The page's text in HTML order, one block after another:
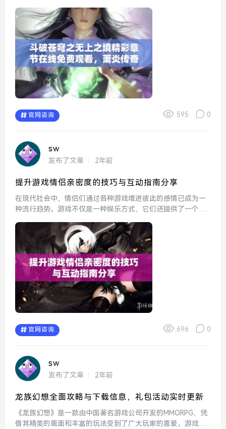
冒险，他不仅要面对强大的敌人，还要经历内心的挣扎和成
长。与此同...
官网咨询 595 0
sw
发布了文章 2年前
提升游戏情侣亲密度的技巧与互动指南分享
在现代社会中，情侣们通过各种游戏增进彼此的感情已成为一
种流行趋势。游戏不仅是一种娱乐方式，它们还提供了一个互
游戏中的情侣亲密度，需要一些巧妙的技巧和有效的互动方
式。以下将...
官网咨询 696 0
sw
发布了文章 2年前
龙族幻想全面攻略与下载信息，礼包活动实时更新
《龙族幻想》是一款由中国著名游戏公司开发的MMORPG，凭
借其精美的画面和丰富的玩法受到了广大玩家的喜爱。游戏以